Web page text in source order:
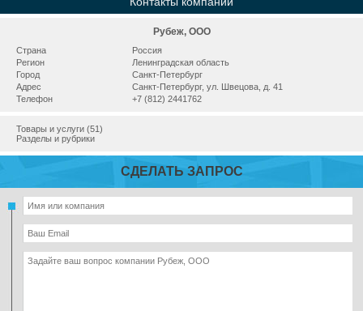
Рубеж, ООО
Страна
Россия
Регион
Ленинградская область
Город
Санкт-Петербург
Адрес
Санкт-Петербург, ул. Швецова, д. 41
Телефон
+7 (812) 2441762
Товары и услуги (51)
Разделы и рубрики
СДЕЛАТЬ ЗАПРОС